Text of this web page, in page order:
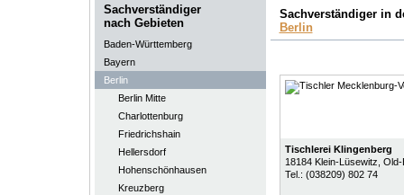
Sachverständiger
nach Gebieten
Baden-Württemberg
Bayern
Berlin
Berlin Mitte
Charlottenburg
Friedrichshain
Hellersdorf
Hohenschönhausen
Kreuzberg
Sachverständiger in
Berlin
Tischlerei Klingenberg
18184 Klein-Lüsewitz ,
Tel.: (038209) 802 74